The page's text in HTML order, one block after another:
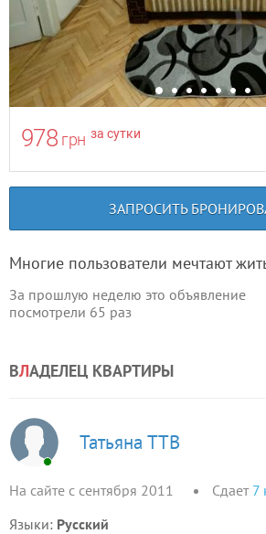
978 грн за сутки
ЗАПРОСИТЬ
Многие пользователи мечтают
За прошлую неделю это объявление
посмотрели 65 раз
ВЛАДЕЛЕЦ КВАРТИРЫ
Татьяна ТТВ
На сайте с сентября 2011 Сдает 7
Языки: Русский